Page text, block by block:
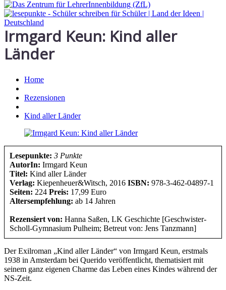
Irmgard Keun: Kind aller
Länder
Home
Rezensionen
Kind aller Länder
Lesepunkte: 3 Punkte
AutorIn: Irmgard Keun
Titel: Kind aller Länder
Verlag: Kiepenheuer&Witsch, 2016 ISBN: 978-3-462-04897-1
Seiten: 224 Preis: 17,99 Euro
Altersempfehlung: ab 14 Jahren
Rezensiert von: Hanna Saßen, LK Geschichte [Geschwister-
Scholl-Gymnasium Pulheim; Betreut von: Jens Tanzmann]
Der Exilroman „Kind aller Länder“ von Irmgard Keun, erstmals
1938 in Amsterdam bei Querido veröffentlicht, thematisiert mit
seinem ganz eigenen Charme das Leben eines Kindes während der
NS-Zeit.